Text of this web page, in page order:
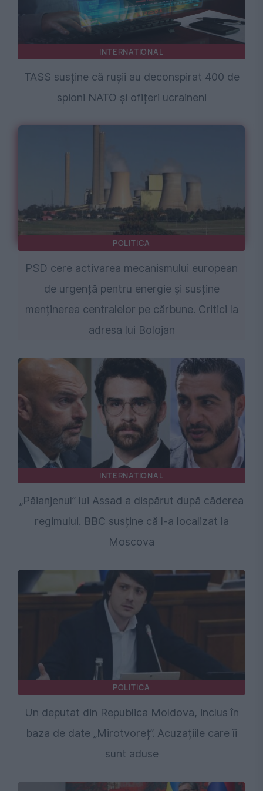
INTERNATIONAL
TASS susține că rușii au deconspirat 400 de
spioni NATO și ofițeri ucraineni
POLITICA
PSD cere activarea mecanismului european
de urgență pentru energie și susține
menținerea centralelor pe cărbune. Critici la
adresa lui Bolojan
INTERNATIONAL
„Păianjenul” lui Assad a dispărut după căderea
regimului. BBC susține că l-a localizat la
Moscova
POLITICA
Un deputat din Republica Moldova, inclus în
baza de date „Mirotvoreț”. Acuzațiile care îi
sunt aduse